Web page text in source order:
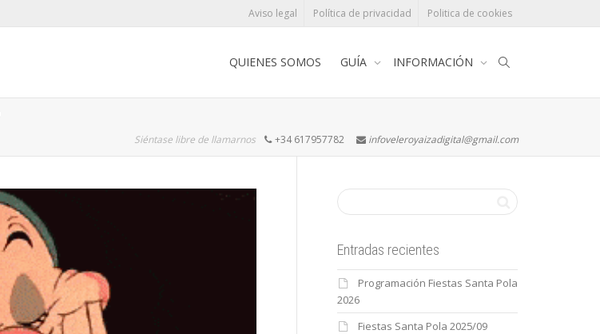
Aviso legal Política de privacidad Politica de cookies
QUIENES SOMOS GUÍA INFORMACIÓN
Siéntase libre de llamarnos +34 617957782 infoveleroyaizadigital@gmail.com
Entradas recientes
Programación Fiestas Santa Pola
2026
Fiestas Santa Pola 2025/09